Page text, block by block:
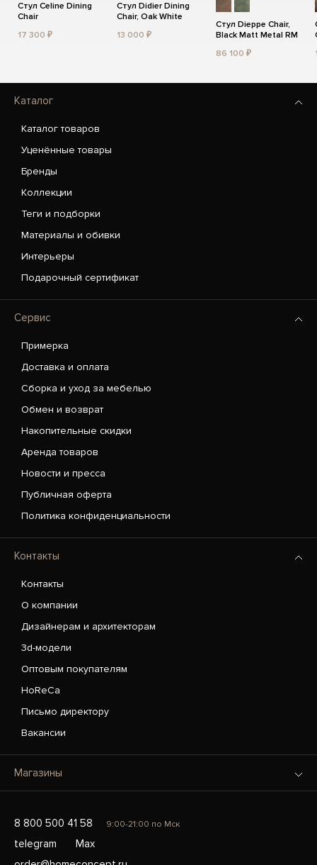
Стул Celine Dining
Chair
17 300 ₽
Стул Didier Dining
Chair, Oak White
13 000 ₽
Стул Dieppe Chair,
Black Matt Metal RM
86 100 ₽
Каталог
Каталог товаров
Уценённые товары
Бренды
Коллекции
Теги и подборки
Материалы и обивки
Интерьеры
Подарочный сертификат
Сервис
Примерка
Доставка и оплата
Сборка и уход за мебелью
Обмен и возврат
Накопительные скидки
Аренда товаров
Новости и пресса
Публичная оферта
Политика конфиденциальности
Контакты
Контакты
О компании
Дизайнерам и архитекторам
3d-модели
Оптовым покупателям
HoReCa
Письмо директору
Вакансии
Магазины
8 800 500 41 58 9:00-21:00 по Мск
telegram
Max